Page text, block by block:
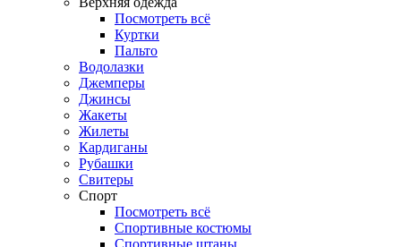
Посмотреть всё
Куртки
Пальто
Водолазки
Джемперы
Джинсы
Жакеты
Жилеты
Кардиганы
Рубашки
Свитеры
Спорт
Посмотреть всё
Спортивные костюмы
Спортивные штаны